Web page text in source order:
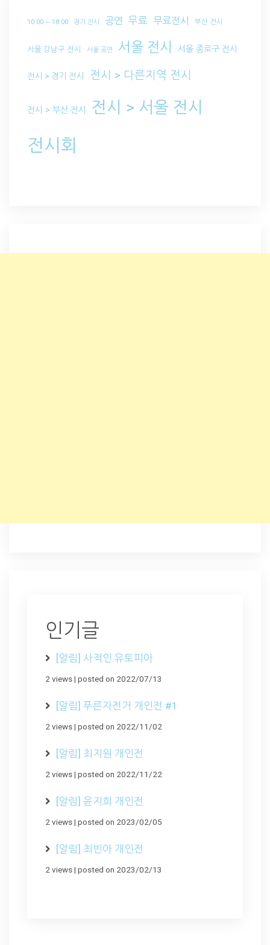
10:00 ~ 18:00 경기 전시 공연 무료 무료전시 부산 전시
서울 강남구 전시 서울 공연 서울 전시 서울 종로구 전시
전시 > 경기 전시 전시 > 다른지역 전시
전시 > 부산 전시 전시 > 서울 전시
전시회
인기글
[알림] 사적인 유토피아
2 views| posted on 2022/07/13
[알림] 푸른자전거 개인전 #1
2 views| posted on 2022/11/02
[알림] 최지원 개인전
2 views| posted on 2022/11/22
[알림] 윤지희 개인전
2 views| posted on 2023/02/05
[알림] 최빈아 개인전
2 views| posted on 2023/02/13